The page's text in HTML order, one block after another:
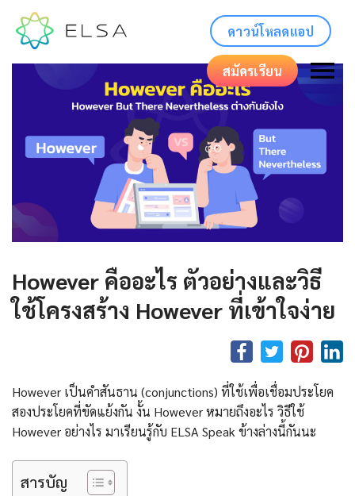
ดาวน์โหลดแอป
สมัครเรียน
However คืออะไร ตัวอย่างและวิธี
ใช้โครงสร้าง However ที่เข้าใจง่าย
However เป็นคำสันธาน (conjunctions) ที่ใช้เพื่อเชื่อมประโยค
สองประโยคที่ขัดแย้งกัน งั้น However หมายถึงอะไร วิธีใช้
However อย่างไร มาเรียนรู้กับ ELSA Speak ข้างล่างนี้กันนะ
สารบัญ